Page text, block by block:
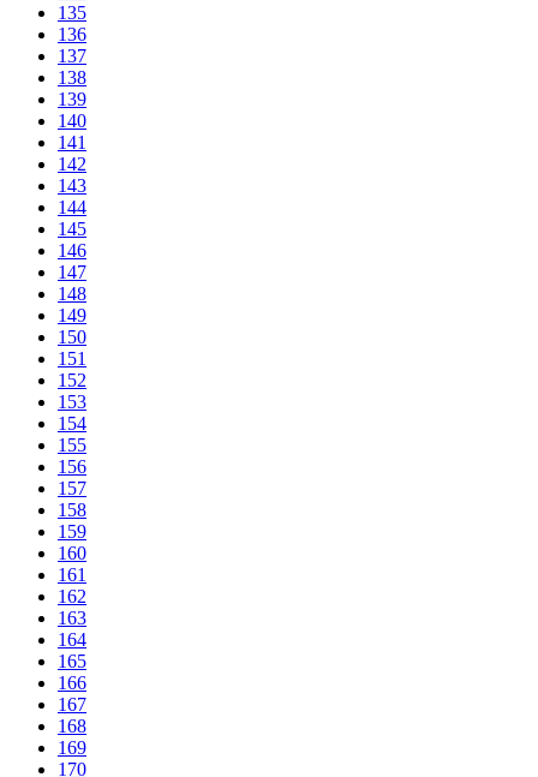
135
136
137
138
139
140
141
142
143
144
145
146
147
148
149
150
151
152
153
154
155
156
157
158
159
160
161
162
163
164
165
166
167
168
169
170